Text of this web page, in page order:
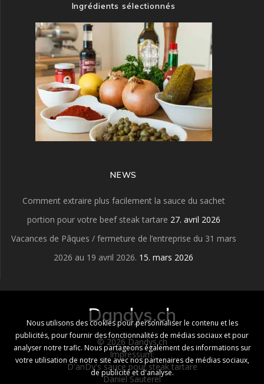
Ingrédients sélectionnés
NEWS
Comment extraire plus facilement la sauce du sachet
portion pour votre beef steak tartare 27. avril 2026
Vacances de Pâques / fermeture de l’entreprise du 31 mars
2026 au 19 avril 2026. 15. mars 2026
Dandys.ch
© 2026 Dandys.ch
Impressum:
D'anDy's sauce pour steak tartare
Daniel Sauterel
Nous utilisons des cookies pour personnaliser le contenu et les
publicités, pour fournir des fonctionnalités de médias sociaux et pour
analyser notre trafic. Nous partageons également des informations sur
votre utilisation de notre site avec nos partenaires de médias sociaux,
de publicité et d'analyse.